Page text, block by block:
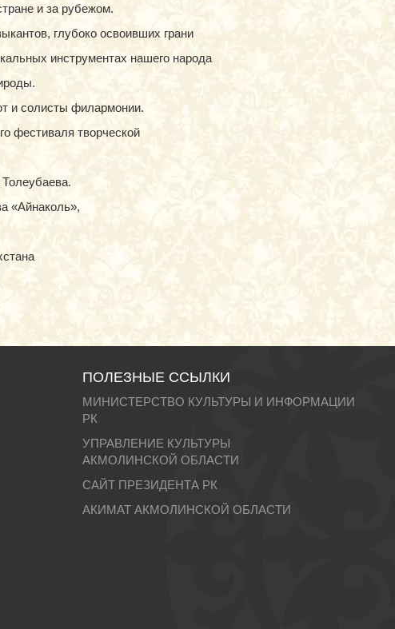
и за рубежом.
глубоко освоивших грани
инструментах нашего народа
и солисты филармонии.
фестиваля творческой
«Айнаколь»,
ПОЛЕЗНЫЕ ССЫЛКИ
МИНИСТЕРСТВО КУЛЬТУРЫ И ИНФОРМАЦИИ
РК
УПРАВЛЕНИЕ КУЛЬТУРЫ
АКМОЛИНСКОЙ ОБЛАСТИ
САЙТ ПРЕЗИДЕНТА РК
АКИМАТ АКМОЛИНСКОЙ ОБЛАСТИ